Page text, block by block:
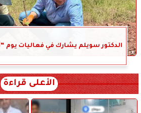
الدكتور سويلم يشارك في فعاليات يوم
الأعلى قراءة